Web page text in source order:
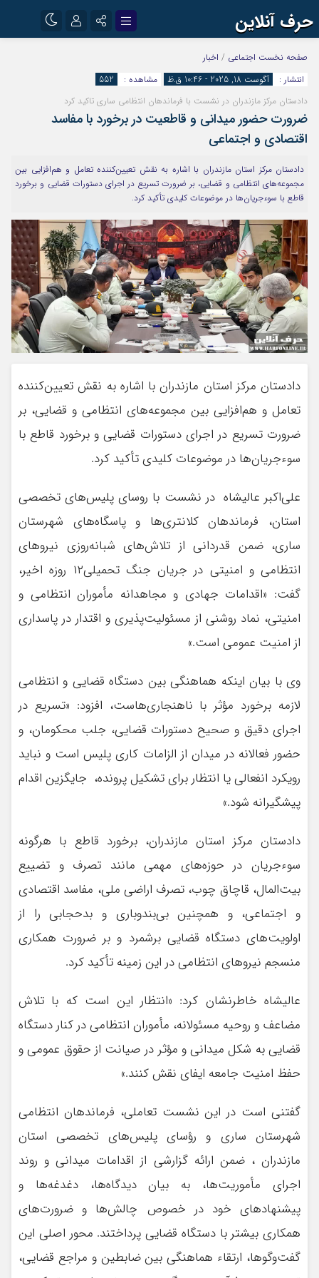
حرف آنلاین
اینستاگرام
آپارات
رمز عبور
مرا به خاطر بسپار
صفحه نخست اجتماعی / اخبار
انتشار :
آگوست 18, 2025 - 10:46 ق.ظ مشاهده :
552
دادستان مرکز مازندران در نشست با فرماندهان انتظامی ساری تاکید کرد
ضرورت حضور میدانی و قاطعیت در برخورد با مفاسد
اقتصادی و اجتماعی
دادستان مرکز استان مازندران با اشاره به نقش تعیین‌کننده تعامل و هم‌افزایی بین
مجموعه‌های انتظامی و قضایی، بر ضرورت تسریع در اجرای دستورات قضایی و برخورد
قاطع با سوءجریان‌ها در موضوعات کلیدی تأکید کرد.
دادستان مرکز استان مازندران با اشاره به نقش تعیین‌کننده
تعامل و هم‌افزایی بین مجموعه‌های انتظامی و قضایی، بر
ضرورت تسریع در اجرای دستورات قضایی و برخورد قاطع با
سوءجریان‌ها در موضوعات کلیدی تأکید کرد.
علی‌اکبر عالیشاه در نشست با روسای پلیس‌های تخصصی
استان، فرماندهان کلانتری‌ها و پاسگاه‌های شهرستان
ساری، ضمن قدردانی از تلاش‌های شبانه‌روزی نیروهای
انتظامی و امنیتی در جریان جنگ تحمیلی۱۲ روزه اخیر،
گفت: «اقدامات جهادی و مجاهدانه مأموران انتظامی و
امنیتی، نماد روشنی از مسئولیت‌پذیری و اقتدار در پاسداری
از امنیت عمومی است.»
وی با بیان اینکه هماهنگی بین دستگاه قضایی و انتظامی
لازمه برخورد مؤثر با ناهنجاری‌هاست، افزود: «تسریع در
اجرای دقیق و صحیح دستورات قضایی، جلب محکومان، و
حضور فعالانه در میدان از الزامات کاری پلیس است و نباید
رویکرد انفعالی یا انتظار برای تشکیل پرونده، جایگزین اقدام
پیشگیرانه شود.»
دادستان مرکز استان مازندران، برخورد قاطع با هرگونه
سوءجریان در حوزه‌های مهمی مانند تصرف و تضییع
بیت‌المال، قاچاق چوب، تصرف اراضی ملی، مفاسد اقتصادی
و اجتماعی، و همچنین بی‌بندوباری و بدحجابی را از
اولویت‌های دستگاه قضایی برشمرد و بر ضرورت همکاری
منسجم نیروهای انتظامی در این زمینه تأکید کرد.
عالیشاه خاطرنشان کرد: «انتظار این است که با تلاش
مضاعف و روحیه مسئولانه، مأموران انتظامی در کنار دستگاه
قضایی به شکل میدانی و مؤثر در صیانت از حقوق عمومی و
حفظ امنیت جامعه ایفای نقش کنند.»
گفتنی است در این نشست تعاملی، فرماندهان انتظامی
شهرستان ساری و رؤسای پلیس‌های تخصصی استان
مازندران ، ضمن ارائه گزارشی از اقدامات میدانی و روند
اجرای مأموریت‌ها، به بیان دیدگاه‌ها، دغدغه‌ها و
پیشنهادهای خود در خصوص چالش‌ها و ضرورت‌های
همکاری بیشتر با دستگاه قضایی پرداختند. محور اصلی این
گفت‌وگوها، ارتقاء هماهنگی بین ضابطین و مراجع قضایی،